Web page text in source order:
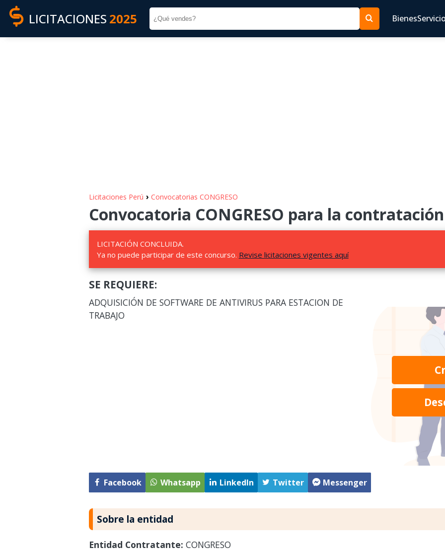
LICITACIONES 2025 Bienes
Licitaciones Perú › Convocatorias CONGRESO
Convocatoria CONGRESO para la
LICITACIÓN CONCLUIDA.
Ya no puede participar de este concurso. Revise licitaciones vigentes aquí
SE REQUIERE:
ADQUISICIÓN DE SOFTWARE DE ANTIVIRUS PARA ESTACION DE
TRABAJO
Facebook Whatsapp LinkedIn Twitter Messenger
Sobre la entidad
Entidad Contratante: CONGRESO